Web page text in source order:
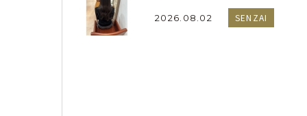
2026.08.02 SENZAI